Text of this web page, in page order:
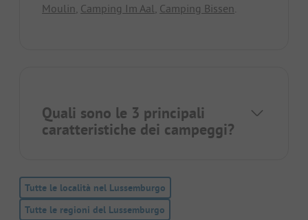
Moulin, Camping Im Aal, Camping Bissen.
Quali sono le 3 principali
caratteristiche dei campeggi?
Tutte le località nel Lussemburgo
Tutte le regioni del Lussemburgo